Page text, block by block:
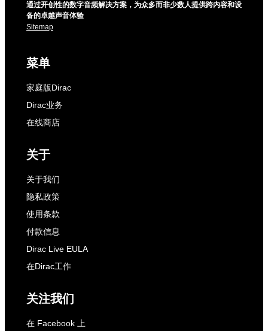
通过开创性的数字音频解决方案，为众多而非少数人提供跨内容和设
备的卓越声音体验
Sitemap
菜单
家庭版Dirac
Dirac业务
在线商店
关于
关于我们
隐私政策
使用条款
付款信息
Dirac Live EULA
在Dirac工作
关注我们
在 Facebook 上